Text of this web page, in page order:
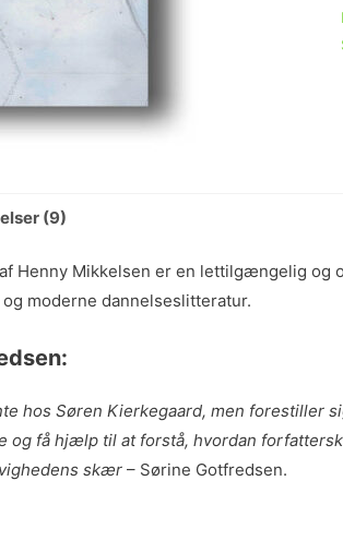
(9)
af Henny Mikkelsen er en lettilgængelig og
moderne dannelseslitteratur.
hos Søren Kierkegaard, men
og få hjælp til at forstå, hvordan
skær – Sørine Gotfredsen.